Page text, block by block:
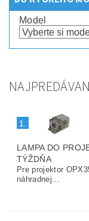
Model
1.
LAMPA DO
TÝŽDŇA
Pre projektor
náhradnej...